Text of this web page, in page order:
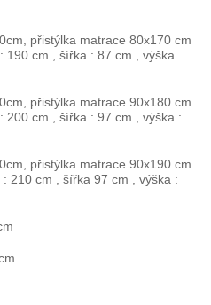
přistýlka matrace 80x170 cm
190 cm , šířka : 87 cm , výška
přistýlka matrace 90x180 cm
200 cm , šířka : 97 cm , výška :
přistýlka matrace 90x190 cm
210 cm , šířka 97 cm , výška :